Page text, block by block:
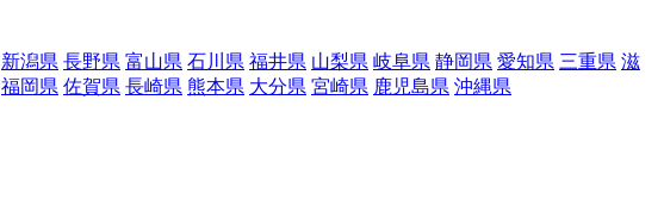
新潟県 長野県 富山県 石川県 福井県 山梨県 岐阜県 静岡県 愛知県 三重県 滋
福岡県 佐賀県 長崎県 熊本県 大分県 宮崎県 鹿児島県 沖縄県